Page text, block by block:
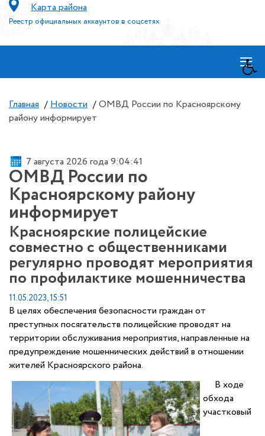
Карта района
Реестр официальных аккаунтов в соцсетях
≡
Главная / Новости / ОМВД России по Красноярскому
району информирует
7 августа 2026 года 9:04:42
ОМВД России по
Красноярскому району
информирует
Красноярские полицейские
совместно с общественниками
регулярно проводят мероприятия
по профилактике мошенничества
11.05.2023, 15:51
В целях обеспечения безопасности граждан от
преступных посягательств полицейские проводят на
территории обслуживания мероприятия, направленные на
предупреждение мошеннических действий в отношении
жителей Красноярского района.
В ходе
обхода
участковый